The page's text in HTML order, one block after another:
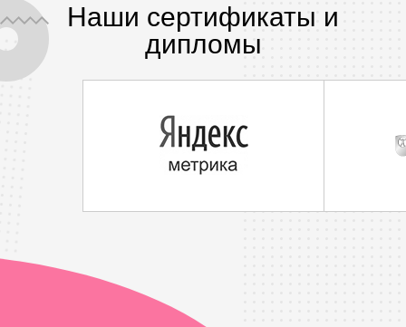
Наши сертификаты и
дипломы
Дубовикова Инга